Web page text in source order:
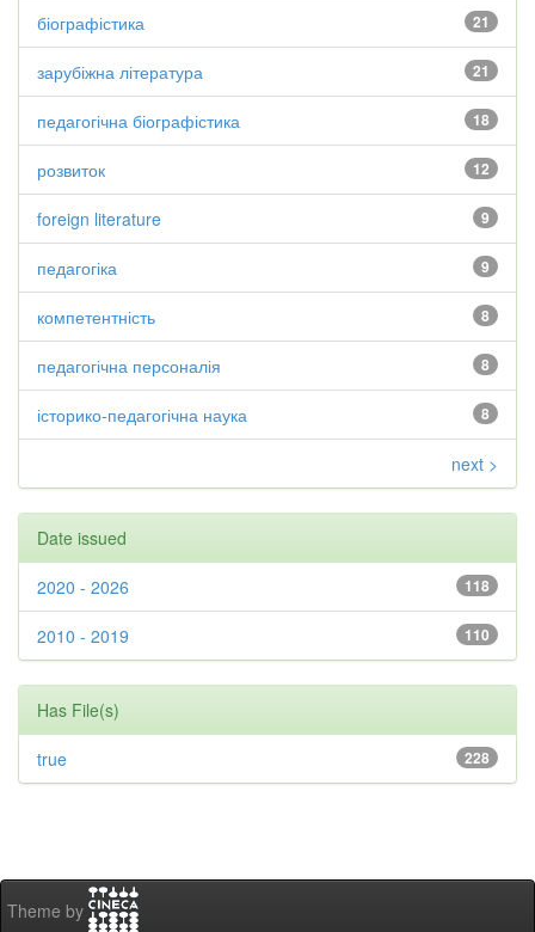
21
біографістика
21
зарубіжна література
18
педагогічна біографістика
12
розвиток
9
foreign literature
9
педагогіка
8
компетентність
8
педагогічна персоналія
8
історико-педагогічна наука
next >
Date issued
118
2020 - 2026
110
2010 - 2019
Has File(s)
228
true
Theme by